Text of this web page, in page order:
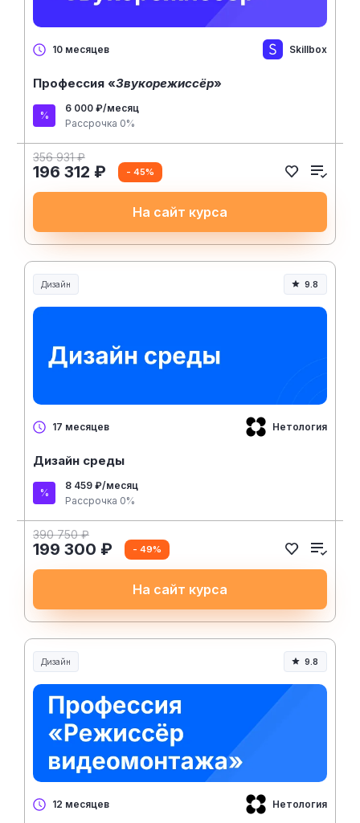
10 месяцев Skillbox
Профессия «Звукорежиссёр»
6 000 ₽/месяц
Рассрочка 0%
356 931 ₽
196 312 ₽ - 45%
На сайт курса
Дизайн 9.8
17 месяцев Нетология
Дизайн среды
8 459 ₽/месяц
Рассрочка 0%
390 750 ₽
199 300 ₽ - 49%
На сайт курса
Дизайн 9.8
12 месяцев Нетология